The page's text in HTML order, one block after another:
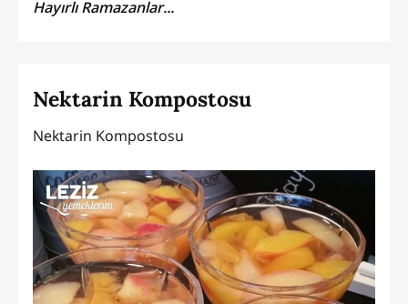
Hayırlı Ramazanlar...
Nektarin Kompostosu
Nektarin Kompostosu